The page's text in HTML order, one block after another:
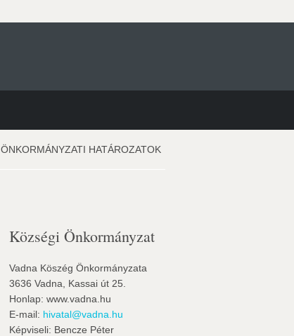
ÖNKORMÁNYZATI HATÁROZATOK
Községi Önkormányzat
Vadna Köszég Önkormányzata
3636 Vadna, Kassai út 25.
Honlap: www.vadna.hu
E-mail: hivatal@vadna.hu
Képviseli: Bencze Péter